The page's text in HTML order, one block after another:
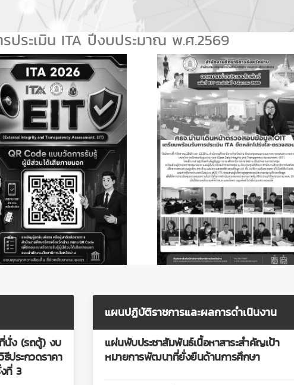
ปีงบประมาณ พ.ศ.2569
ที่นั่ง (รถตู้) งบ
ประกวดราคา
ที่ 3
แผนปฏิบัติราชการและผลการดำเนินงาน
แผ่นพับประชาสัมพันธ์เนื้อหาสาระสำคัญเป้า
หมายการพัฒนาที่ยั่งยืนด้านการศึกษา